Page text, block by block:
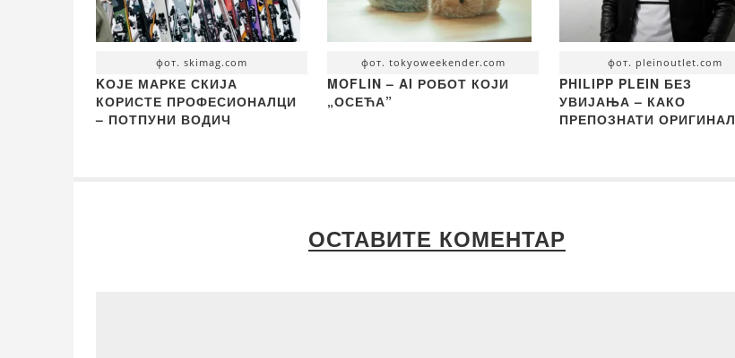
фот. skimag.com
KОЈЕ МАРКЕ СКИЈА
КОРИСТЕ ПРОФЕСИОНАЛЦИ
– ПОТПУНИ ВОДИЧ
фот. tokyoweekender.com
MOFLIN – AI РОБОТ КОЈИ
„ОСЕЋА”
фот. pleinoutlet.com
PHILIPP PLEIN БЕЗ
УВИЈАЊА – КАКО
ПРЕПОЗНАТИ ОРИГИНАЛ
ОСТАВИТЕ КОМЕНТАР